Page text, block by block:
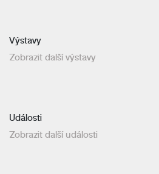
Výstavy
Zobrazit další výstavy
Události
Zobrazit další události